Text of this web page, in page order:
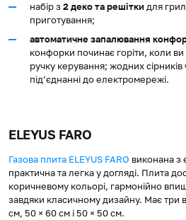
набір з2 деко та решітки для
приготування;
автоматичне запалювання
конфорки починає горіти, коли ви
ручку керування; жодних
під’єднанні до електромережі.
ELEYUS FARO
Газова плита ELEYUS FARO виконана з
практична та легка у догляді. Плита
коричневому кольорі, гармонійно
завдяки класичному дизайну. Має три
см, 50 × 60 см і 50 × 50 см.